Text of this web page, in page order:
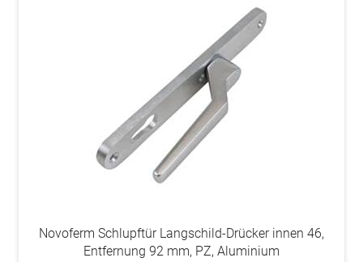
Novoferm Schlupftür Langschild-Drücker innen 46,
Entfernung 92 mm, PZ, Aluminium